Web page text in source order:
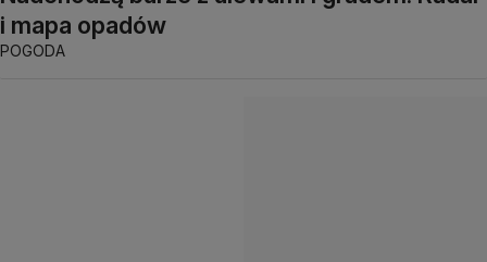
i mapa opadów
POGODA